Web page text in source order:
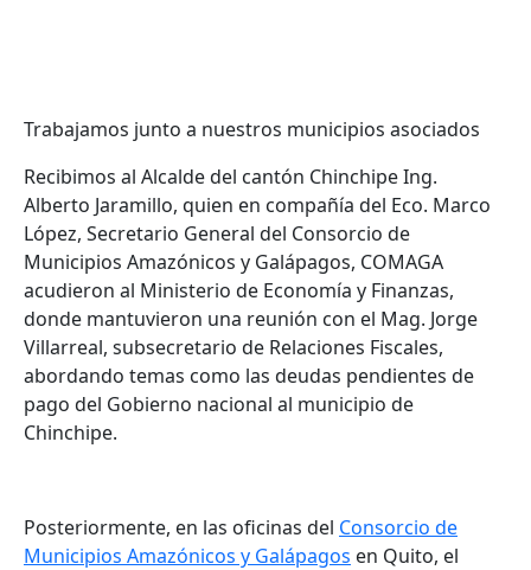
Trabajamos junto a nuestros municipios asociados
Recibimos al Alcalde del cantón Chinchipe Ing.
Alberto Jaramillo, quien en compañía del Eco. Marco
López, Secretario General del Consorcio de
Municipios Amazónicos y Galápagos, COMAGA
acudieron al Ministerio de Economía y Finanzas,
donde mantuvieron una reunión con el Mag. Jorge
Villarreal, subsecretario de Relaciones Fiscales,
abordando temas como las deudas pendientes de
pago del Gobierno nacional al municipio de
Chinchipe.
Posteriormente, en las oficinas del Consorcio de
Municipios Amazónicos y Galápagos en Quito, el